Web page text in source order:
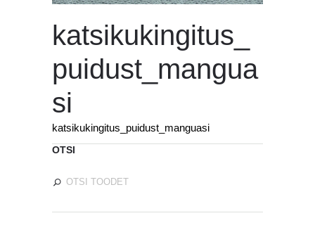
katsikukingitus_
puidust_mangua
si
katsikukingitus_puidust_manguasi
OTSI